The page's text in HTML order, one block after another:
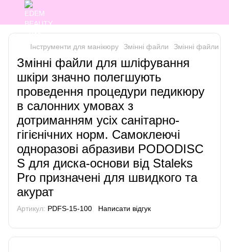
Інструменти для манікюру Змінні файли Змінні файли
Змінні файли для шліфування
шкіри значно полегшують
проведення процедури педикюру
в салонних умовах з
дотриманням усіх санітарно-
гігієнічних норм. Самоклеючі
одноразові абразиви PODODISC
S для диска-основи від Staleks
Pro призначені для швидкого та
акурат
Артикул: PDFS-15-100 Написати відгук